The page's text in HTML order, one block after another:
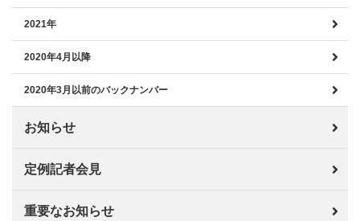
2021年
2020年4月以降
2020年3月以前のバックナンバー
お知らせ
定例記者会見
重要なお知らせ